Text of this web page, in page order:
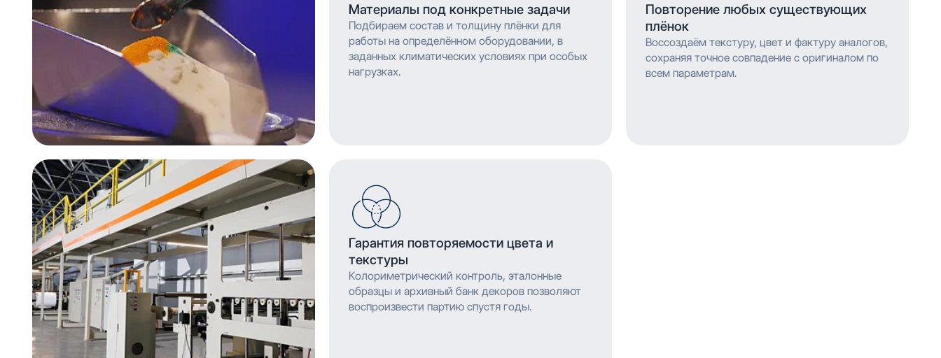
Материалы под конкретные задачи
Подбираем состав и толщину плёнки для
работы на определённом оборудовании, в
заданных климатических условиях при особых
нагрузках.
Повторение любых существующих
плёнок
Воссоздаём текстуру, цвет и фактуру аналогов,
сохраняя точное совпадение с оригиналом по
всем параметрам.
Гарантия повторяемости цвета и
текстуры
Колориметрический контроль, эталонные
образцы и архивный банк декоров позволяют
воспроизвести партию спустя годы.